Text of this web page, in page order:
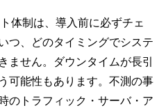
体制は、導入前に必ずチェ
つ、どのタイミングでシステ
ません。ダウンタイムが長引
可能性もあります。不測の事
のトラフィック・サーバ・ア